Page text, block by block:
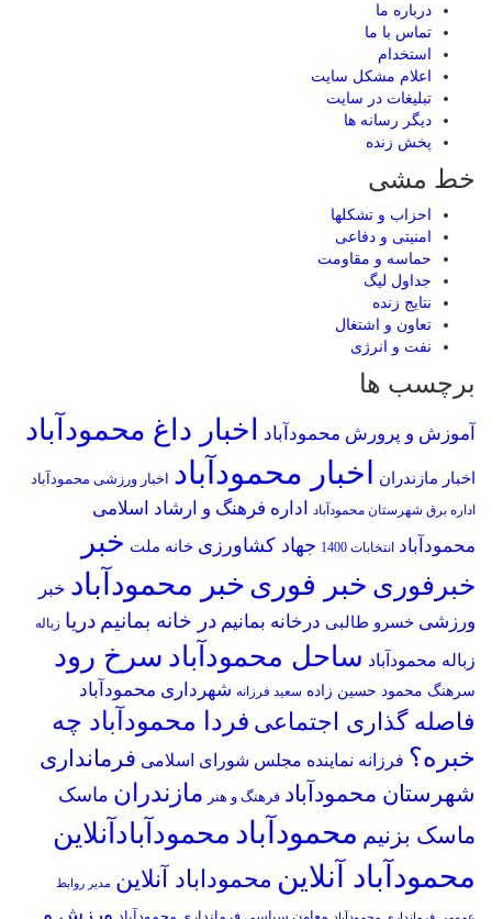
درباره ما
تماس با ما
استخدام
اعلام مشکل سایت
تبلیغات در سایت
ديگر رسانه ها
پخش زنده
خط مشی
احزاب و تشکلها
امنیتی و دفاعی
حماسه و مقاومت
جداول لیگ
نتایج زنده
تعاون و اشتغال
نفت و انرژی
برچسب ها
آموزش و پرورش محمودآباد اخبار داغ محمودآباد
اخبار مازندران اخبار محمودآباد اخبار ورزشی محمودآباد
اداره برق شهرستان محمودآباد
اداره فرهنگ و ارشاد اسلامی
محمودآباد انتخابات 1400 جهاد کشاورزی خانه ملت خبر
خبرفوری خبر فوری خبر محمودآباد خبر
ورزشی خسرو طالبی درخانه بمانیم در خانه بمانیم دریا زباله
زباله محمودآباد ساحل محمودآباد سرخ رود
سرهنگ محمود حسین زاده سعید فرزانه شهرداری محمودآباد
فاصله گذاری اجتماعی فردا محمودآباد چه
خبره؟ فرزانه نماینده مجلس شورای اسلامی فرمانداری
شهرستان محمودآباد فرهنگ و هنر مازندران ماسک
ماسک بزنیم محمودآباد محمودآبادآنلاین
محمودآباد آنلاین محموداباد آنلاین مدیر روابط
ورزش و